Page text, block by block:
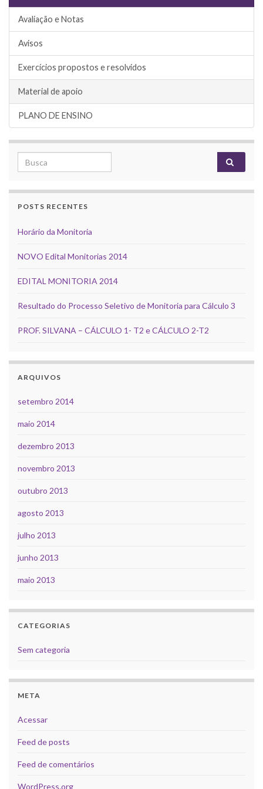
Avaliação e Notas
Avisos
Exercícios propostos e resolvidos
Material de apoio
PLANO DE ENSINO
Search for:
POSTS RECENTES
Horário da Monitoria
NOVO Edital Monitorias 2014
EDITAL MONITORIA 2014
Resultado do Processo Seletivo de Monitoria para Cálculo 3
PROF. SILVANA – CÁLCULO 1- T2 e CÁLCULO 2-T2
ARQUIVOS
setembro 2014
maio 2014
dezembro 2013
novembro 2013
outubro 2013
agosto 2013
julho 2013
junho 2013
maio 2013
CATEGORIAS
Sem categoria
META
Acessar
Feed de posts
Feed de comentários
WordPress.org